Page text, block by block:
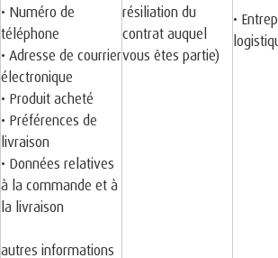
• Numéro de
téléphone
• Adresse de courrier
électronique
• Produit acheté
• Préférences de
livraison
• Données relatives
à la commande et à
la livraison
autres informations
résiliation du
contrat auquel
vous êtes partie)
•